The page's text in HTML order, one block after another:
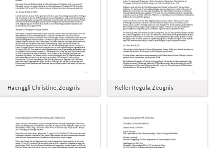
Haenggli Christine, Zeugnis Keller Regula, Zeugnis